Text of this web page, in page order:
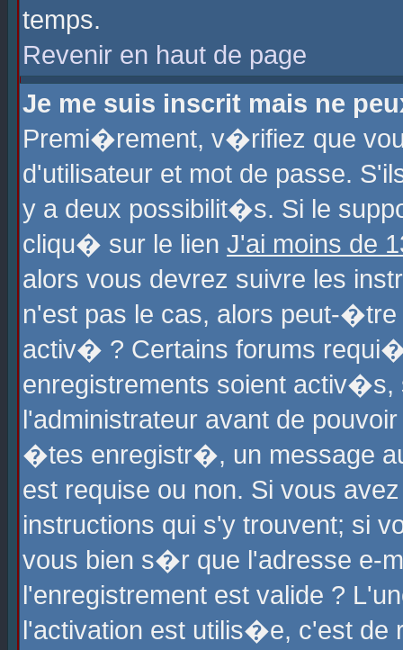
temps.
Revenir en haut de page
Je me suis inscrit mais ne
Premi�rement, v�rifiez que
d'utilisateur et mot de passe.
y a deux possibilit�s. Si le
cliqu� sur le lien J'ai moins de
alors vous devrez suivre les
n'est pas le cas, alors peut-
activ� ? Certains forums
enregistrements soient
l'administrateur avant de
�tes enregistr�, un message
est requise ou non. Si vous
instructions qui s'y trouvent; si
vous bien s�r que l'adresse e-
l'enregistrement est valide ?
l'activation est utilis�e, c'est